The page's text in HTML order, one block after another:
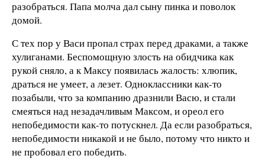
разобраться. Папа молча дал сыну пинка и поволок
домой.
С тех пор у Васи пропал страх перед драками, а также
хулиганами. Беспомощную злость на обидчика как
рукой сняло, а к Максу появилась жалость: хлюпик,
драться не умеет, а лезет. Одноклассники как-то
позабыли, что за компанию дразнили Васю, и стали
смеяться над незадачливым Максом, и ореол его
непобедимости как-то потускнел. Да если разобраться,
непобедимости никакой и не было, потому что никто и
не пробовал его победить.